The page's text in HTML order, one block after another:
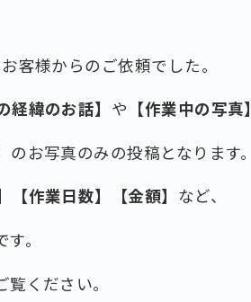
客様からのご依頼でした。
経緯のお話】 や 【作業中の写真】
のお写真のみの投稿となります。
【作業日数】【金額】 など、
。
ください。